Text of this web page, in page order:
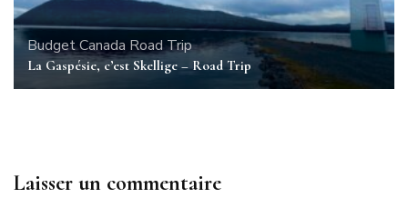
BudgetCanada Road Trip
La Gaspésie, c’est Skellige – Road Trip
Laisser un commentaire